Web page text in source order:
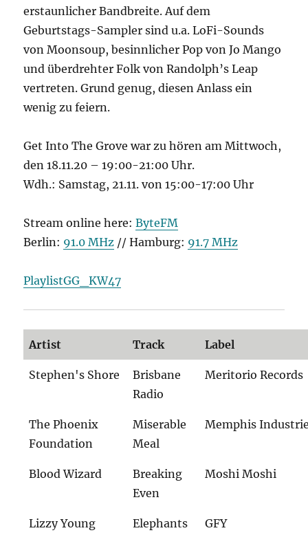
erstaunlicher Bandbreite. Auf dem
Geburtstags-Sampler sind u.a. LoFi-Sounds
von Moonsoup, besinnlicher Pop von Jo Mango
und überdrehter Folk von Randolph’s Leap
vertreten. Grund genug, diesen Anlass ein
wenig zu feiern.
Get Into The Grove war zu hören am Mittwoch,
den 18.11.20 – 19:00-21:00 Uhr.
Wdh.: Samstag, 21.11. von 15:00-17:00 Uhr
Stream online here:ByteFM
Berlin: 91.0 MHz // Hamburg: 91.7 MHz
PlaylistGG_KW47
Artist Track Label
Stephen's Shore
Brisbane
Radio
Meritorio Records
The Phoenix
Foundation
Miserable
Meal
Memphis
Blood Wizard
Breaking
Even
Moshi Moshi
Lizzy Young Elephants GFY